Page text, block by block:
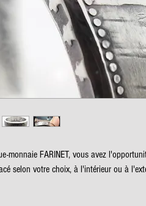
monnaie FARINET, vous avez
selon votre choix, à l'intérieur ou à